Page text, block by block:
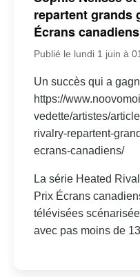
repartent grands
Écrans canadiens
Publié le lundi 1 juin à
Un succès qui a
https://
vedette/artistes/
rivalry-repartent-
ecrans-canadiens/
La série Heated
Prix Écrans
télévisées
avec pas moins de